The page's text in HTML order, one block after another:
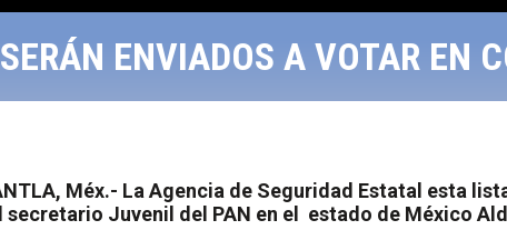
ENVIADOS A VOTAR EN
Méx.- La Agencia de Seguridad Estatal esta
secretario Juvenil del PAN en el
estado de México